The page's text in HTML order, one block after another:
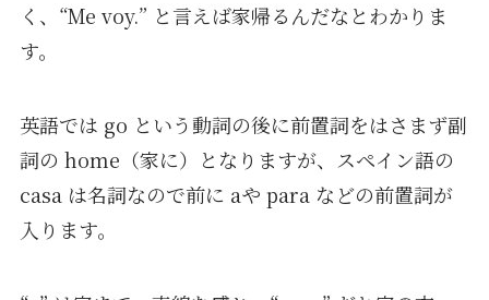
く、“Me voy.” と言えば家帰るんだなとわかりま
す。
英語では go という動詞の後に前置詞をはさまず副
詞の home（家に）となりますが、スペイン語の
casa は名詞なので前に aや para などの前置詞が
入ります。